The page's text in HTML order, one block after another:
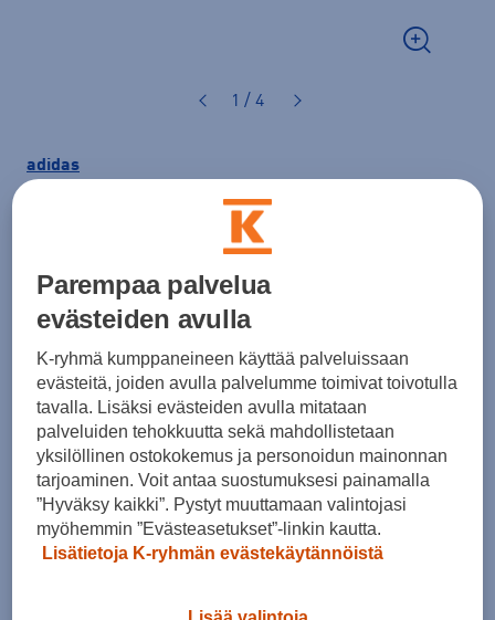
1 / 4
adidas
Wide Cuff Beanie -pipo
Musta
Lisää ostoskoriin
Parempaa palvelua
evästeiden avulla
K-ryhmä kumppaneineen käyttää palveluissaan
evästeitä, joiden avulla palvelumme toimivat toivotulla
tavalla. Lisäksi evästeiden avulla mitataan
palveluiden tehokkuutta sekä mahdollistetaan
yksilöllinen ostokokemus ja personoidun mainonnan
tarjoaminen. Voit antaa suostumuksesi painamalla
”Hyväksy kaikki”. Pystyt muuttamaan valintojasi
myöhemmin ”Evästeasetukset”-linkin kautta.
Lisätietoja K-ryhmän evästekäytännöistä